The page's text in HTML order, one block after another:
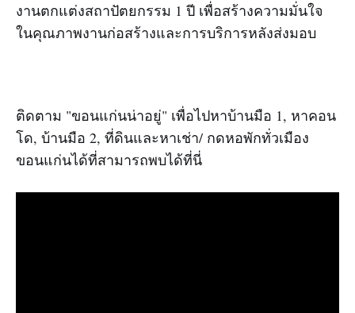
งานตกแต่งสถาปัตยกรรม 1 ปี เพื่อสร้างความมั่นใจ
ในคุณภาพงานก่อสร้างและการบริการหลังส่งมอบ
ติดตาม "ขอนแก่นน่าอยู่" เพื่อไปหาบ้านมือ 1, หาคอน
โด, บ้านมือ 2, ที่ดินและหาเช่า/ กดหอพักทั่วเมือง
ขอนแก่นได้ที่สามารถพบได้ที่นี่